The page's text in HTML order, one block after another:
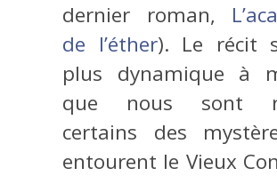
dernier roman,
de l’éther). Le récit
plus dynamique à
que nous sont
certains des
entourent le Vieux